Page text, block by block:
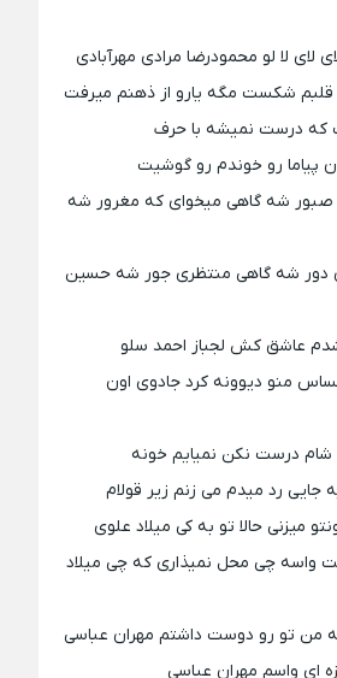
لای لا لو محمودرضا مرادی مهرآبادی
شکست مگه یارو از ذهنم میرفت
که درست نمیشه با حرف
پیاما رو خوندم رو گوشیت
شه گاهی میخوای که مغرور شه
دور شه گاهی منتظری جور شه حسین
عاشق کش لجباز احمد سلو
منو دیوونه کرد جادوی اون
شام درست نکن نمیایم خونه
جایی رد میدم می زنم زیر قولام
میزنی حالا تو به کی میلاد علوی
چی محل نمیذاری که چی میلاد
من تو رو دوست داشتم مهران عباسی
ای واسم مهران عباسی